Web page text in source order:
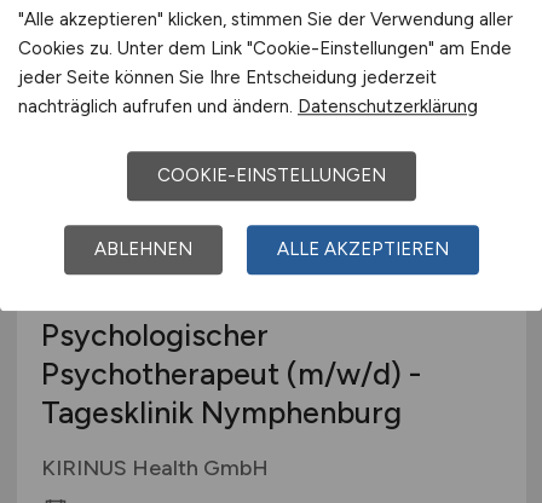
heute
Bayreuth
Psychologischer
Psychotherapeut (m/w/d) -
Tagesklinik Nymphenburg
KIRINUS Health GmbH
"Alle akzeptieren" klicken, stimmen Sie der Verwendung aller
Cookies zu. Unter dem Link "Cookie-Einstellungen" am Ende
jeder Seite können Sie Ihre Entscheidung jederzeit
nachträglich aufrufen und ändern. Datenschutzerklärung
COOKIE-EINSTELLUNGEN
ABLEHNEN ALLE AKZEPTIEREN